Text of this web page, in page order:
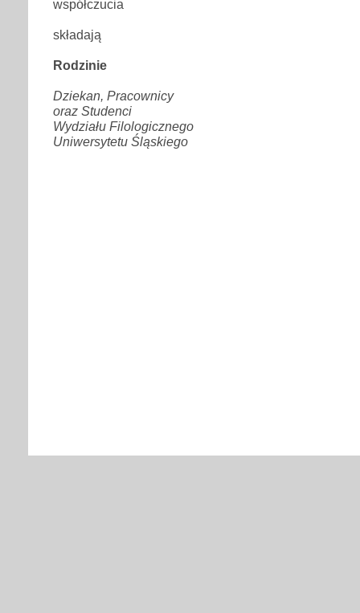
współczucia
składają
Rodzinie
Dziekan, Pracownicy
oraz Studenci
Wydziału Filologicznego
Uniwersytetu Śląskiego